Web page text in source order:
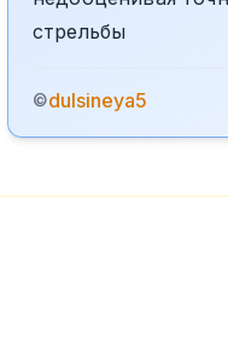
стрельбы
©dulsineya5